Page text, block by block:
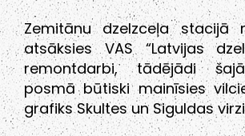
Zemitānu dzelzceļa stacijā
atsāksies VAS “Latvijas
remontdarbi, tādējādi
posmā būtiski mainīsies
grafiks Skultes un Siguldas